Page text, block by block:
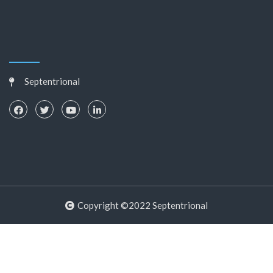
Septentrional
Copyright ©2022 Septentrional